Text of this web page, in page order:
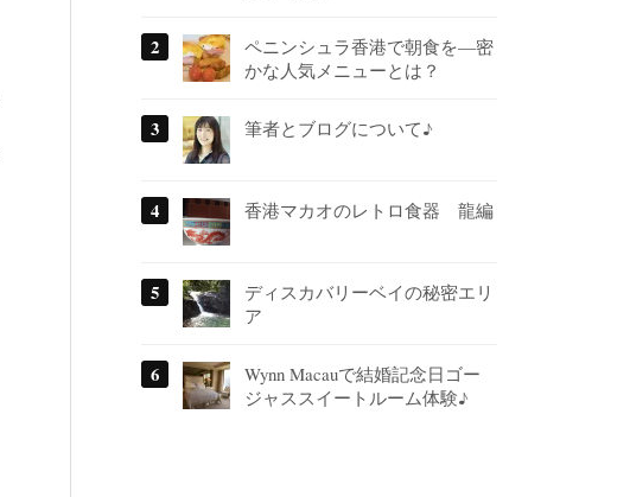
ペニンシュラ香港で朝食を―密
かな人気メニューとは？
筆者とブログについて♪
香港マカオのレトロ食器 龍編
ディスカバリーベイの秘密エリ
ア
Wynn Macauで結婚記念日ゴー
ジャススイートルーム体験♪